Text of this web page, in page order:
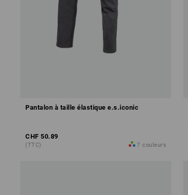
Pantalon à taille élastique e.s.iconic
CHF 50.89
(TTC) 7 couleurs